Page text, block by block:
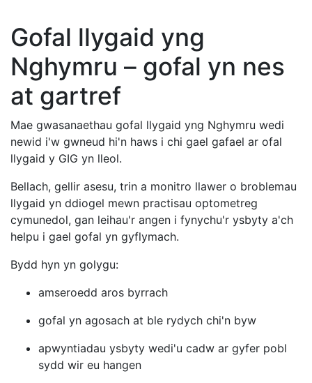
Gofal llygaid yng
Nghymru – gofal yn nes
at gartref
Mae gwasanaethau gofal llygaid yng Nghymru wedi
newid i'w gwneud hi'n haws i chi gael gafael ar ofal
llygaid y GIG yn lleol.
Bellach, gellir asesu, trin a monitro llawer o broblemau
llygaid yn ddiogel mewn practisau optometreg
cymunedol, gan leihau'r angen i fynychu'r ysbyty a'ch
helpu i gael gofal yn gyflymach.
Bydd hyn yn golygu:
amseroedd aros byrrach
gofal yn agosach at ble rydych chi'n byw
apwyntiadau ysbyty wedi'u cadw ar gyfer pobl
sydd wir eu hangen